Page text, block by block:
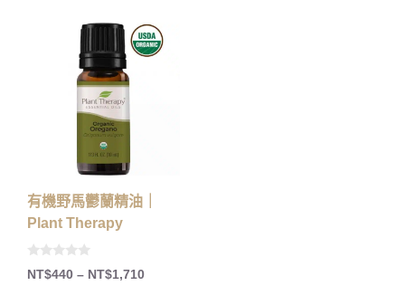
有機野馬鬱蘭精油｜
Plant Therapy
0
oNT$440 – NT$1,710